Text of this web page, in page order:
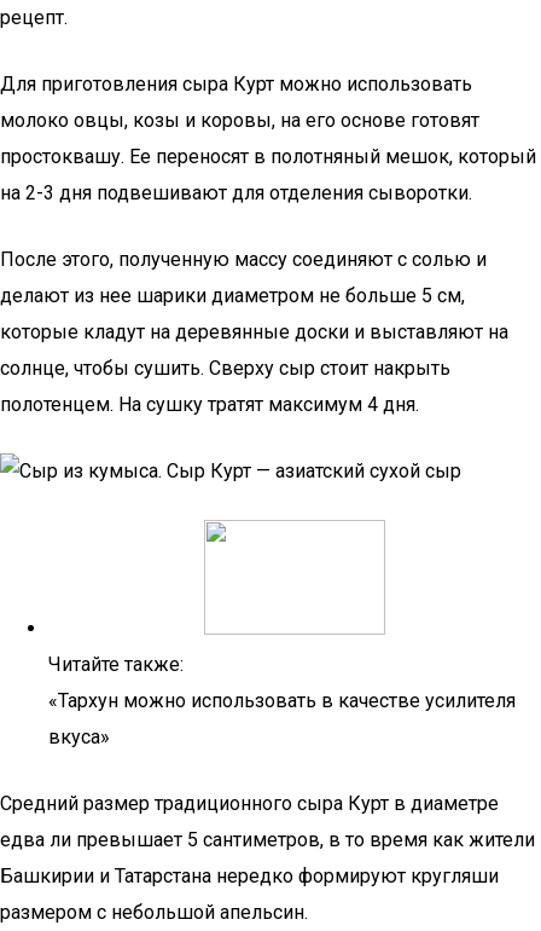
рецепт.
Для приготовления сыра Курт можно использовать
молоко овцы, козы и коровы, на его основе готовят
простоквашу. Ее переносят в полотняный мешок, который
на 2-3 дня подвешивают для отделения сыворотки.
После этого, полученную массу соединяют с солью и
делают из нее шарики диаметром не больше 5 см,
которые кладут на деревянные доски и выставляют на
солнце, чтобы сушить. Сверху сыр стоит накрыть
полотенцем. На сушку тратят максимум 4 дня.
Читайте также:
«Тархун можно использовать в качестве усилителя
вкуса»
Средний размер традиционного сыра Курт в диаметре
едва ли превышает 5 сантиметров, в то время как жители
Башкирии и Татарстана нередко формируют кругляши
размером с небольшой апельсин.